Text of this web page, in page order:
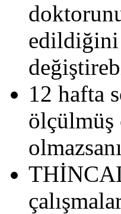
edildiğini
12 hafta
ölçülmüş